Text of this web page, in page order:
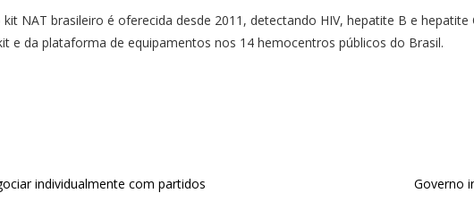
NAT brasileiro é oferecida desde 2011, detectando HIV, hepatite B e
e da plataforma de equipamentos nos 14 hemocentros públicos do Brasil.
individualmente com partidos Governo